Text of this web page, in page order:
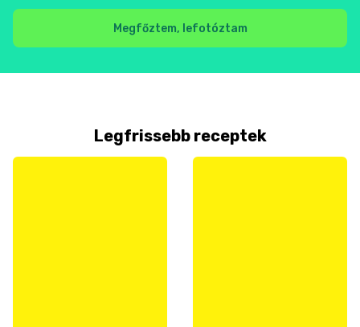
Megfőztem, lefotóztam
Legfrissebb receptek